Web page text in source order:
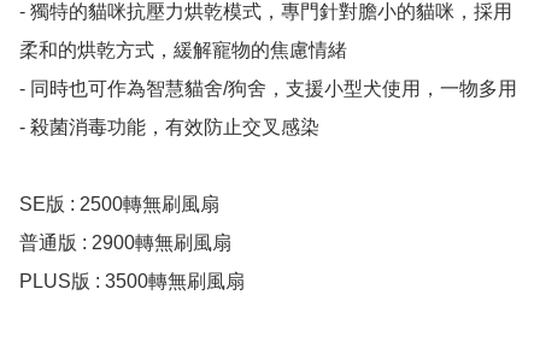
- 獨特的貓咪抗壓力烘乾模式，專門針對膽小的貓咪，採用
柔和的烘乾方式，緩解寵物的焦慮情緒
- 同時也可作為智慧貓舍/狗舍，支援小型犬使用，一物多用
- 殺菌消毒功能，有效防止交叉感染
SE版 : 2500轉無刷風扇
普通版 : 2900轉無刷風扇
PLUS版 : 3500轉無刷風扇